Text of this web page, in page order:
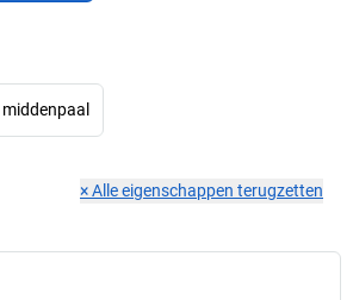
middenpaal
×Alle eigenschappen terugzetten